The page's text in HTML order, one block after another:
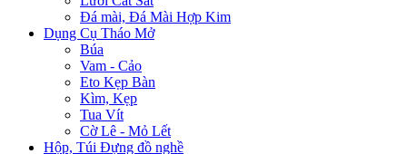
Đá mài, Đá Mài Hợp Kim
Dụng Cụ Tháo Mở
Búa
Vam - Cảo
Eto Kẹp Bàn
Kìm, Kẹp
Tua Vít
Cờ Lê - Mỏ Lết
Hộp, Túi Đựng đồ nghề